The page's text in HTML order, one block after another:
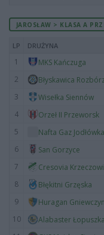
JAROSŁAW > KLASA A
LP DRUŻYNA
1 MKS Kańczuga
2
Błyskawica
3
Wisełka Siennów
4
Orzeł II Przeworsk
5
Nafta Gaz Jodłówka
6
San Gorzyce
7
Cresovia
8
Błękitni Grzęska
9
Huragan
10
Alabaster